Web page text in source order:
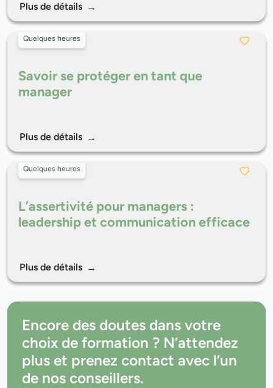
Plus de détails
Quelques heures
Savoir se protéger en tant que
manager
Plus de détails
Quelques heures
L’assertivité pour managers :
leadership et communication efficace
Plus de détails
Encore des doutes dans votre
choix de formation ? N’attendez
plus et prenez contact avec l’un
de nos conseillers.